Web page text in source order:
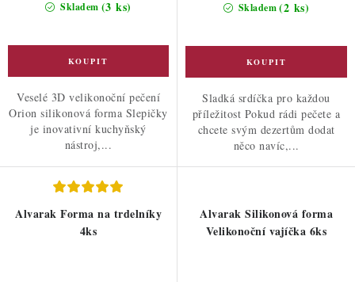
Skladem (3 ks)
Veselé 3D velikonoční pečení
Orion silikonová forma Slepičky
je inovativní kuchyňský
nástroj,...
Skladem(2 ks)
Sladká srdíčka pro každou
příležitost Pokud rádi pečete a
chcete svým dezertům dodat
něco navíc,...
Alvarak Forma na trdelníky
4ks
Alvarak Silikonová forma
Velikonoční vajíčka 6ks